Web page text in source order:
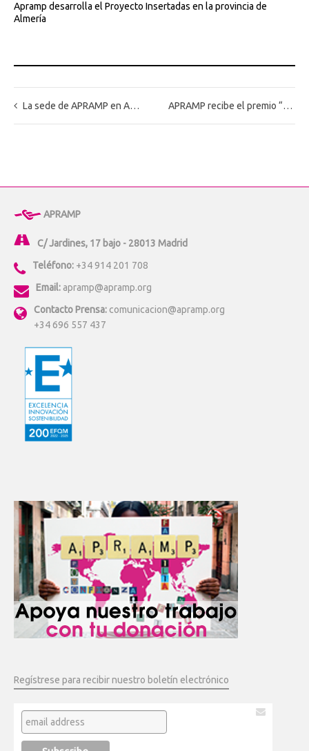
Apramp desarrolla el Proyecto Insertadas en la provincia de
Almería
La sede de APRAMP en Asturias reconocida por su colaboración con la Policía Nacional APRAMP recibe el premio “Solidaridad” con el galardón “Colmena de Oro”
APRAMP
C/ Jardines, 17 bajo - 28013 Madrid
Teléfono: +34 914 201 708
Email: apramp@apramp.org
Contacto Prensa: comunicacion@apramp.org
+34 696 557 437
Regístrese para recibir nuestro boletín electrónico